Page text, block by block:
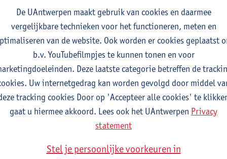
studiepunten
Remco Sleiderink
tot de algemene taalwetenschap
2E SEM
studiepunten
Astrid De Wit Peter Petré
verplichte opleidingsonderdelen
Marilize Pretorius Alena Anishchanka
De UAntwerpen maakt gebruik van cookies en daarmee
vergelijkbare technieken voor het functioneren, meten en
van de website. Ook worden er cookies geplaatst
b.v. YouTubefilmpjes te kunnen tonen en voor
Deze laatste categorie betreffen de
Uw internetgedrag kan worden gevolgd door middel
tracking cookies Door op 'Accepteer alle cookies' te
gaat u hiermee akkoord. Lees ook het UAntwerpen Privacy
statement
Stel je persoonlijke voorkeuren in